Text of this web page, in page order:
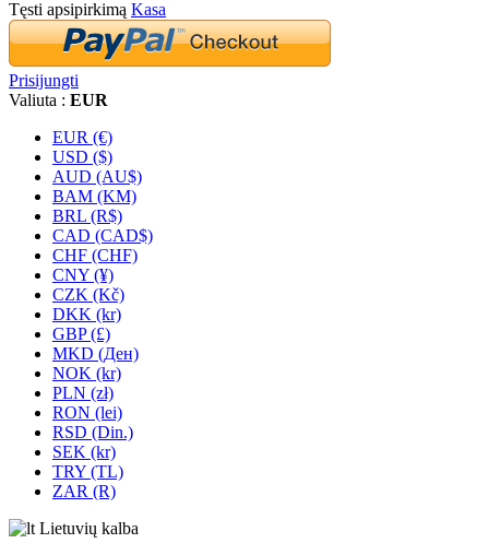
Tęsti apsipirkimą Kasa
Prisijungti
Valiuta : EUR
EUR (€)
USD ($)
AUD (AU$)
BAM (KM)
BRL (R$)
CAD (CAD$)
CHF (CHF)
CNY (¥)
CZK (Kč)
DKK (kr)
GBP (£)
MKD (Ден)
NOK (kr)
PLN (zł)
RON (lei)
RSD (Din.)
SEK (kr)
TRY (TL)
ZAR (R)
Lietuvių kalba